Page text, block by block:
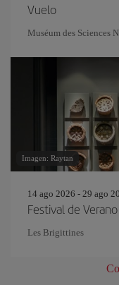
Vuelo
Muséum des Sciences
Imagen: Raytan
14 ago 2026 - 29 ago
Festival de
Les Brigittines